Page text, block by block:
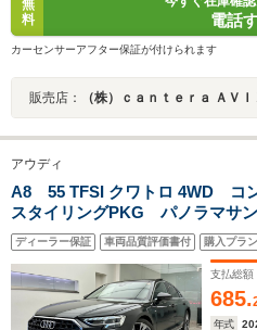
無
料
電話
カーセンサーアフター保証が付けられます
販売店： （株）ｃａｎｔｅｒａ Ａ
アウディ
A8 55 TFSI クワトロ 4WD コ
スタイリングPKG パノラマサ
100V電源ソケット マトリクス
ビエントライティング ヘッド
Bang&Olufsen バルコナレザー
ディーラー保証 車両品質評価書付 購入プラ
支払総額
685.
年式